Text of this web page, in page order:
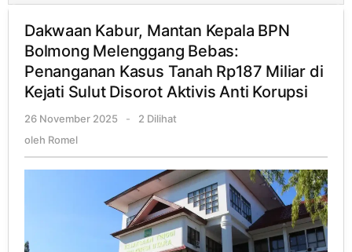
Dakwaan Kabur, Mantan Kepala BPN
Bolmong Melenggang Bebas:
Penanganan Kasus Tanah Rp187 Miliar di
Kejati Sulut Disorot Aktivis Anti Korupsi
26 November 2025
oleh
-
2 Dilihat
oleh Romel